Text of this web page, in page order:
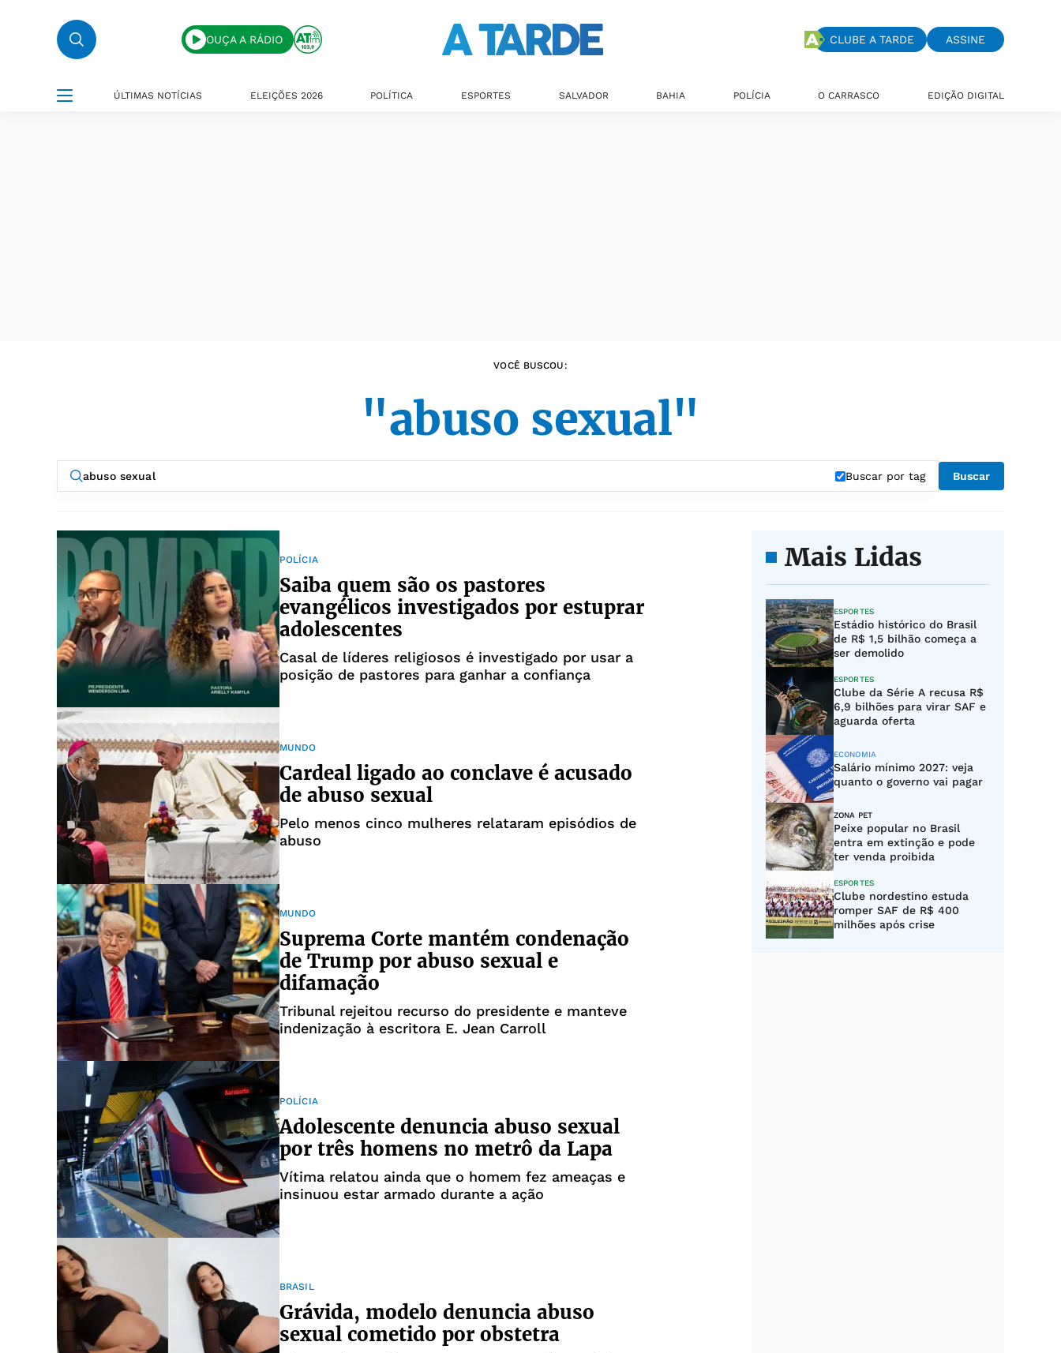
OUÇA A RÁDIO CLUBE A TARDE ASSINE
ÚLTIMAS NOTÍCIAS ELEIÇÕES 2026 POLÍTICA ESPORTES SALVADOR BAHIA POLÍCIA O CARRASCO EDIÇÃO DIGITAL
VOCÊ BUSCOU:
"abuso sexual"
Buscar por tag Buscar
POLÍCIA
Saiba quem são os pastores
evangélicos investigados por estuprar
adolescentes
Casal de líderes religiosos é investigado por usar a
posição de pastores para ganhar a confiança
MUNDO
Cardeal ligado ao conclave é acusado
de abuso sexual
Pelo menos cinco mulheres relataram episódios de
abuso
MUNDO
Suprema Corte mantém condenação
de Trump por abuso sexual e
difamação
Tribunal rejeitou recurso do presidente e manteve
indenização à escritora E. Jean Carroll
POLÍCIA
Adolescente denuncia abuso sexual
por três homens no metrô da Lapa
Vítima relatou ainda que o homem fez ameaças e
insinuou estar armado durante a ação
BRASIL
Grávida, modelo denuncia abuso
sexual cometido por obstetra
Mais Lidas
ESPORTES
Estádio histórico do Brasil
de R$ 1,5 bilhão começa a
ser demolido
ESPORTES
Clube da Série A recusa R$
6,9 bilhões para virar SAF e
aguarda oferta
ECONOMIA
Salário mínimo 2027: veja
quanto o governo vai pagar
ZONA PET
Peixe popular no Brasil
entra em extinção e pode
ter venda proibida
ESPORTES
Clube nordestino estuda
romper SAF de R$ 400
milhões após crise